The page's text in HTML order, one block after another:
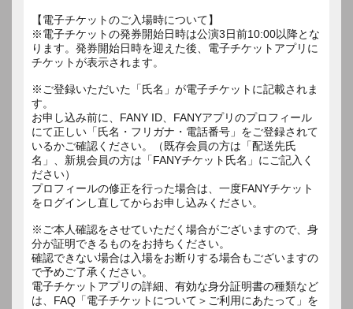
【電子チケットのご入場時について】
※電子チケットの発券開始日時は公演3日前10:00以降とな
ります。発券開始日時を迎えた後、電子チケットアプリに
チケットが表示されます。
※ご登録いただいた「氏名」が電子チケットに記載されま
す。
お申し込み前に、FANY ID、FANYアプリのプロフィール
にて正しい「氏名・フリガナ・電話番号」をご登録されて
いるかご確認ください。（既存会員の方は「配送先氏
名」、新規会員の方は「FANYチケット氏名」にご記入く
ださい）
プロフィールの修正を行った場合は、一度FANYチケット
をログインし直してからお申し込みください。
※ご本人確認をさせていただく場合がございますので、身
分が証明できるものをお持ちください。
確認できない場合は入場をお断りする場合もございますの
で予めご了承ください。
電子チケットアプリの詳細、有効な身分証明書の種類など
は、FAQ「電子チケットについて＞ご利用にあたって」を